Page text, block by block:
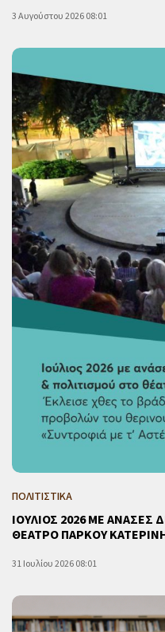
3 Αυγούστου 2026 08:01
ΠΟΛΙΤΙΣΤΙΚΑ
ΙΟΥΛΙΟΣ 2026 ΜΕ ΑΝΑΣΕΣ
ΘΕΑΤΡΟ ΠΑΡΚΟΥ
31 Ιουλίου 2026 08:01